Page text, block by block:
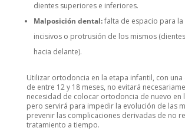
dientes superiores e inferiores.
Malposición dental:falta de espacio para
incisivos o protrusión de los mismos
hacia delante).
Utilizar ortodoncia en la etapa infantil, con
de entre 12 y 18 meses, no evitará
necesidad de colocar ortodoncia de nuevo en
pero servirá para impedir la evolución de las
prevenir las complicaciones derivadas de no
tratamiento a tiempo.